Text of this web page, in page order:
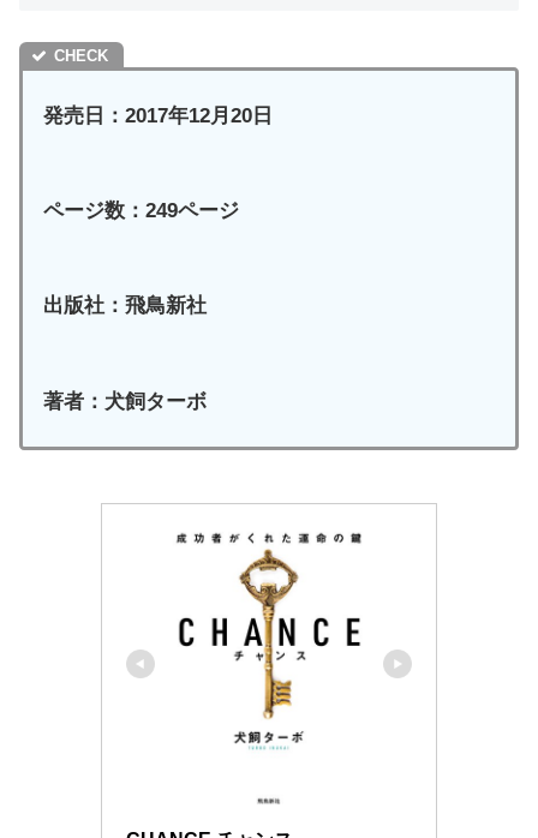
発売日：2017年12月20日
ページ数：249ページ
出版社：飛鳥新社
著者：犬飼ターボ